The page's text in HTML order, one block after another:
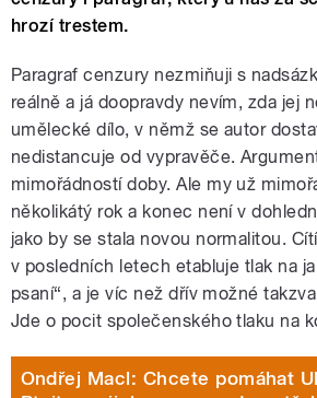
hrozí trestem.
Paragraf cenzury nezmiňuji s
reálně a já doopravdy nevím, zda jej
umělecké dílo, v němž se autor
nedistancuje od vypravěče.
mimořádností doby. Ale my už
několikátý rok a konec není v
jako by se stala novou normalitou.
v posledních letech etabluje tlak na
psaní“, a je víc než dřív možné
Jde o pocit společenského tlaku na
Ondřej Macl: Chcete pomáhat